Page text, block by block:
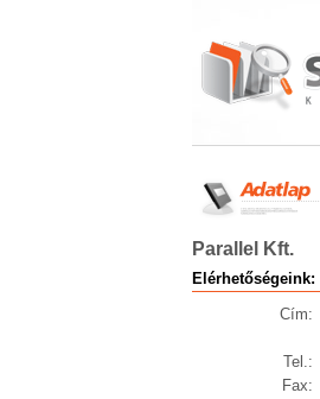
Parallel Kft.
Elérhetőségeink:
Cím:
Tel.:
Fax: